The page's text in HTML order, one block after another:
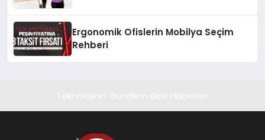
Ergonomik Ofislerin Mobilya Seçim
Rehberi